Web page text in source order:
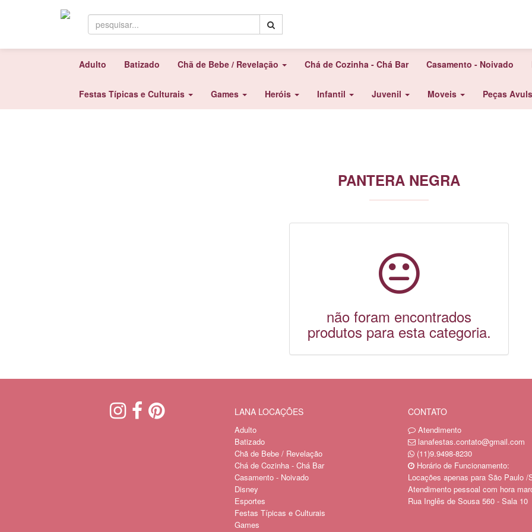
Adulto Batizado Chã de Bebe / Revelação Chá de Cozinha - Chá Bar Casamento - Noivado
Festas Típicas e Culturais Games Heróis Infantil Juvenil Moveis Peças
PANTERA NEGRA
não foram encontrados
produtos para esta categoria.
LANA LOCAÇÕES
Adulto
Batizado
Chã de Bebe / Revelação
Chá de Cozinha - Chá Bar
Casamento - Noivado
Disney
Esportes
Festas Típicas e Culturais
Games
CONTATO
Atendimento
lanafestas.contato@gmail.com
(11)9.9498-8230
Horário de Funcionamento:
Locações apenas para São Paulo /
Atendimento pessoal com hora
Rua Inglês de Sousa 560 - Sala 10